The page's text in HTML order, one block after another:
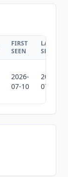
FIRST
SEEN
LAST
SEEN
2026-
07-10
2026-
07-10